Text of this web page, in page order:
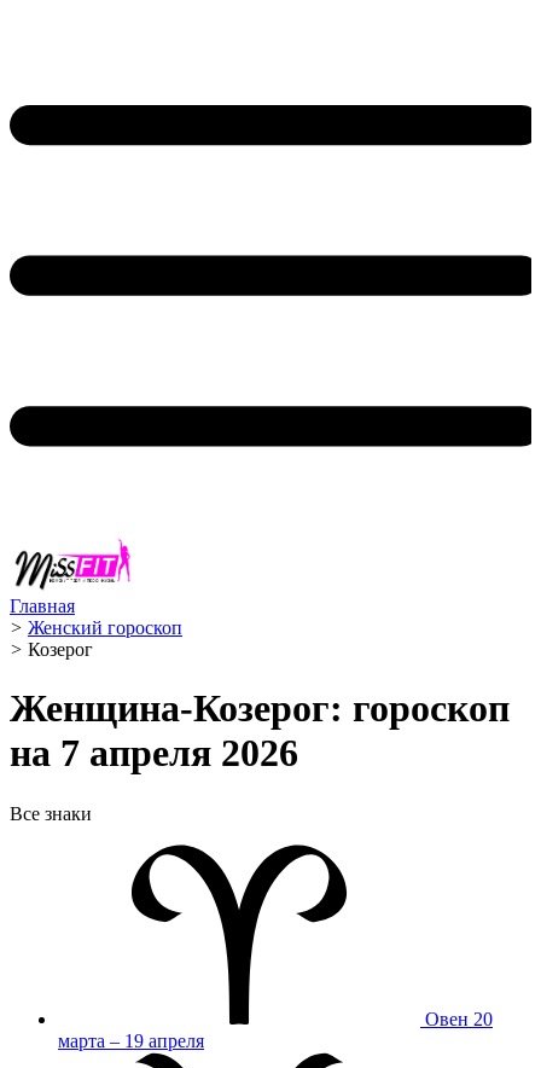
Главная
> Женский гороскоп
> Козерог ️
Женщина-Козерог: гороскоп
на 7 апреля 2026
Все знаки
Овен 20
марта – 19 апреля